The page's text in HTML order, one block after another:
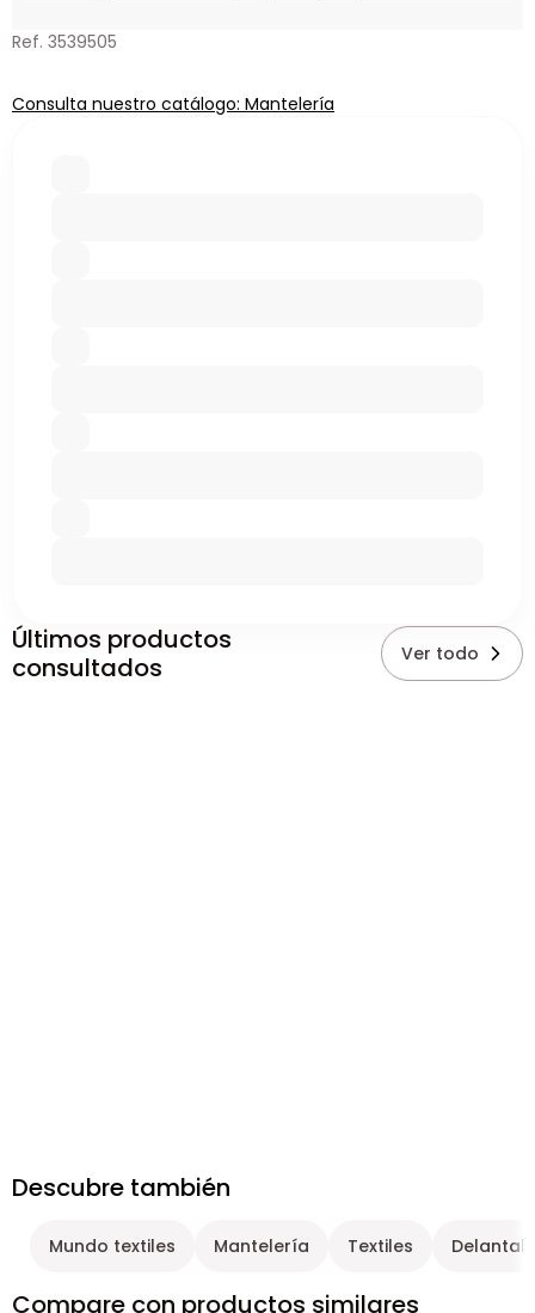
Ref. 3539505
Consulta nuestro catálogo: Mantelería
Últimos productos
consultados
Ver todo
Descubre también
Mundo textiles Mantelería Textiles Delantal
Compare con productos similares